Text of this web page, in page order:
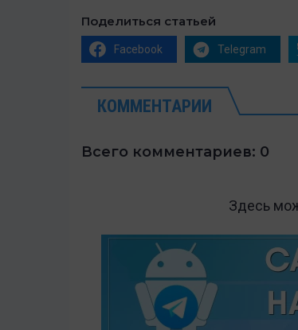
Поделиться статьей
Facebook Telegram
КОММЕНТАРИИ
Всего комментариев: 0
Здесь